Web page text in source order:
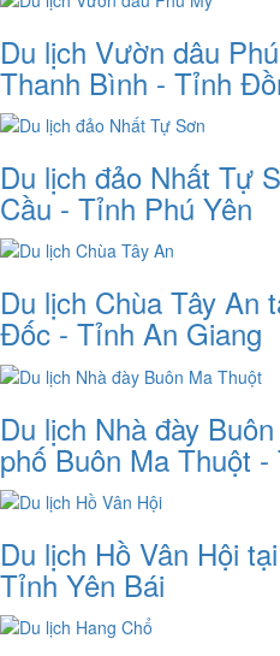
Du lịch Vườn dâu
Thanh Bình - Tỉnh
Du lịch đảo Nhất Tự
Cầu - Tỉnh Phú Yên
Du lịch Chùa Tây An
Đốc - Tỉnh An Giang
Du lịch Nhà đày
phố Buôn Ma Thuột
Du lịch Hồ Vân Hội
Tỉnh Yên Bái